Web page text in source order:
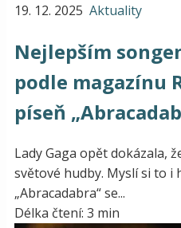
19. 12. 2025 Aktuality
Nejlepším
podle magazínu
píseň
Lady Gaga opět dokázala,
světové hudby. Myslí si to i
„Abracadabra“ se...
Délka čtení: 3 min